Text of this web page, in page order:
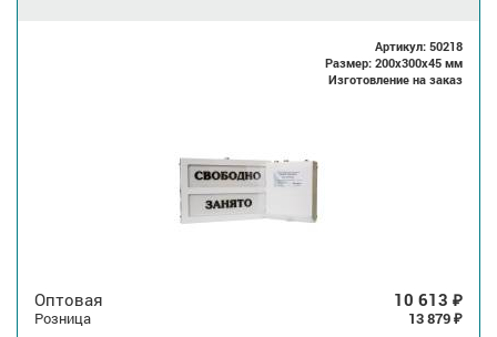
Артикул: 50218
Размер: 200x300x45 мм
Изготовление на заказ
Оптовая 10 613 ₽
Розница 13 879 ₽